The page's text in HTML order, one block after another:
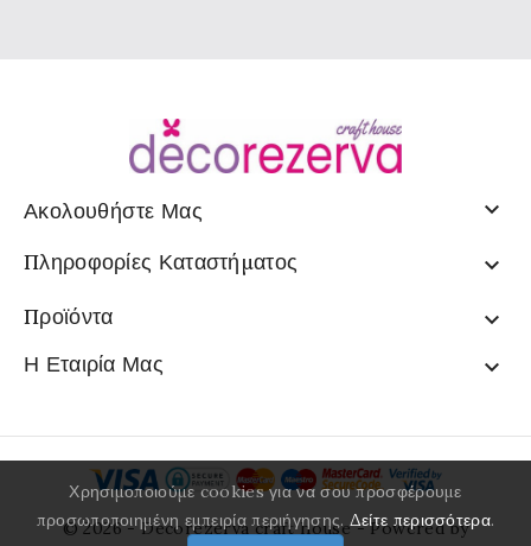
Ακολουθήστε Μας 
Πληροφορίες Καταστήματος 
Χρησιμοποιούμε cookies για να σου προσφέρουμε
προσωποποιημένη εμπειρία περιήγησης. Δείτε περισσότερα.
Προϊόντα 
Η Εταιρία Μας 
© 2026 - Decorezerva craft house - Powered by